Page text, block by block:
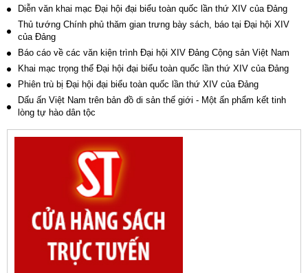
Diễn văn khai mạc Đại hội đại biểu toàn quốc lần thứ XIV của Đảng
Thủ tướng Chính phủ thăm gian trưng bày sách, báo tại Đại hội XIV
của Đảng
Báo cáo về các văn kiện trình Đại hội XIV Đảng Cộng sản Việt Nam
Khai mạc trọng thể Đại hội đại biểu toàn quốc lần thứ XIV của Đảng
Phiên trù bị Đại hội đại biểu toàn quốc lần thứ XIV của Đảng
Dấu ấn Việt Nam trên bản đồ di sản thế giới - Một ấn phẩm kết tinh
lòng tự hào dân tộc